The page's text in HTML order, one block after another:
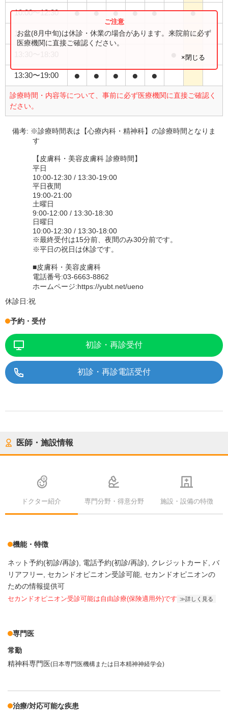
10:00〜12:30 ● ● ● ● ● ●
13:30〜18:00 ●
13:30〜19:00 ● ● ● ● ●
診療時間・内容等について、事前に必ず医療機関に直接ご確認く
ださい。
お盆(8月中旬)は休診・休業の場合があります。来院前に必ず
医療機関に直接ご確認ください。
×閉じる
備考: ※診療時間表は【心療内科・精神科】の診療時間となりま
す
【皮膚科・美容皮膚科 診療時間】
平日
10:00-12:30 / 13:30-19:00
平日夜間
19:00-21:00
土曜日
9:00-12:00 / 13:30-18:30
日曜日
10:00-12:30 / 13:30-18:00
※最終受付は15分前、夜間のみ30分前です。
※平日の祝日は休診です。
■皮膚科・美容皮膚科
電話番号:03-6663-8862
ホームページ:https://yubt.net/ueno
休診日:祝
予約・受付
初診・再診受付
初診・再診電話受付
医師・施設情報
ドクター紹介 専門分野・得意分野 施設・設備の特徴
機能・特徴
ネット予約(初診/再診) 電話予約(初診/再診) クレジットカード
バ
リアフリー
セカンドオピニオン受診可能 セカンドオピニオンの
ための情報提供可
セカンドオピニオン受診可能は自由診療(保険適用外)です 詳しく見る
専門医
常勤
精神科専門医(日本専門医機構または日本精神神経学会)
治療/対応可能な疾患